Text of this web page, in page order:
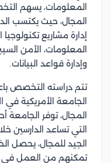
المعلومات، يسهم
المجال، حيث يكتسب
إدارة مشاريع
المعلومات، الأمن
وإدارة قواعد البيانات.
تتم دراسته التخصص
الجامعة الأمريكية في
المجال، توفر الجامعة
التي تساعد الدارسين
الجيد للمجال، يحصل
تمكنهم من العمل في